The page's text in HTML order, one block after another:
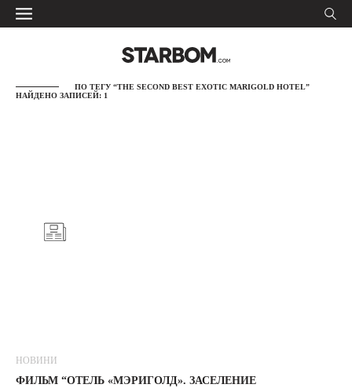
ПО ТЕГУ “THE SECOND BEST EXOTIC MARIGOLD HOTEL”
НАЙДЕНО ЗАПИСЕЙ: 1
НОВИНИ
ФИЛЬМ “ОТЕЛЬ «МЭРИГОЛД». ЗАСЕЛЕНИЕ